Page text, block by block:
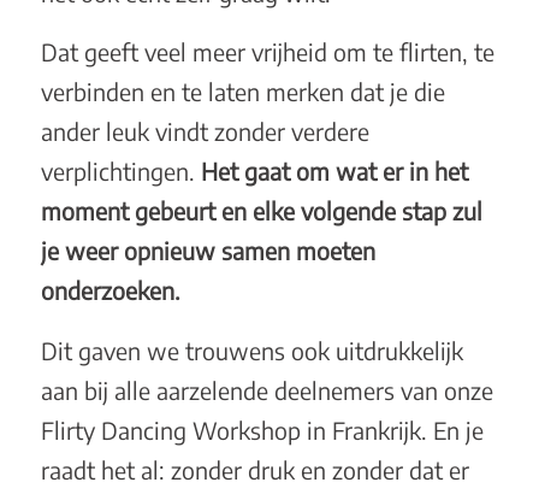
Dat geeft veel meer vrijheid om te flirten, te
verbinden en te laten merken dat je die
ander leuk vindt zonder verdere
verplichtingen. Het gaat om wat er in het
moment gebeurt en elke volgende stap zul
je weer opnieuw samen moeten
onderzoeken.
Dit gaven we trouwens ook uitdrukkelijk
aan bij alle aarzelende deelnemers van onze
Flirty Dancing Workshop in Frankrijk. En je
raadt het al: zonder druk en zonder dat er